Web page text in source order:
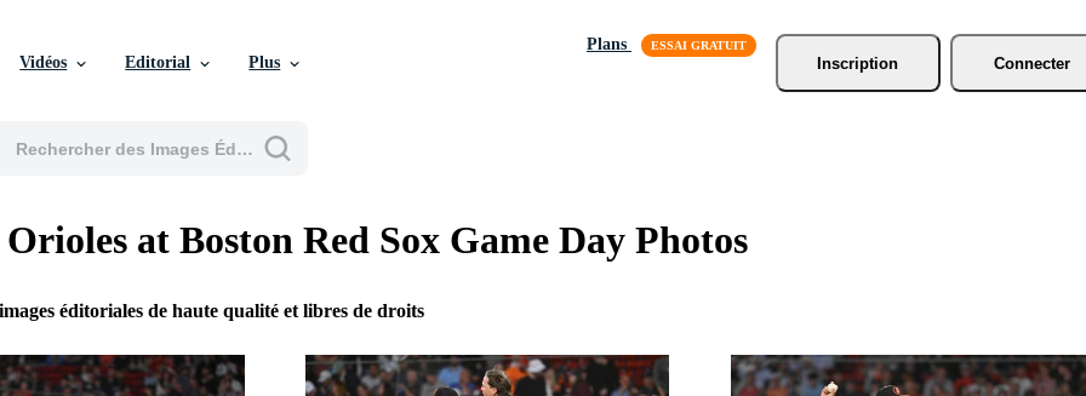
Vidéos Editorial Plus
Plans
Inscription
Connecter
at Boston Red Sox Game Day Photos
éditoriales de haute qualité et libres de droits